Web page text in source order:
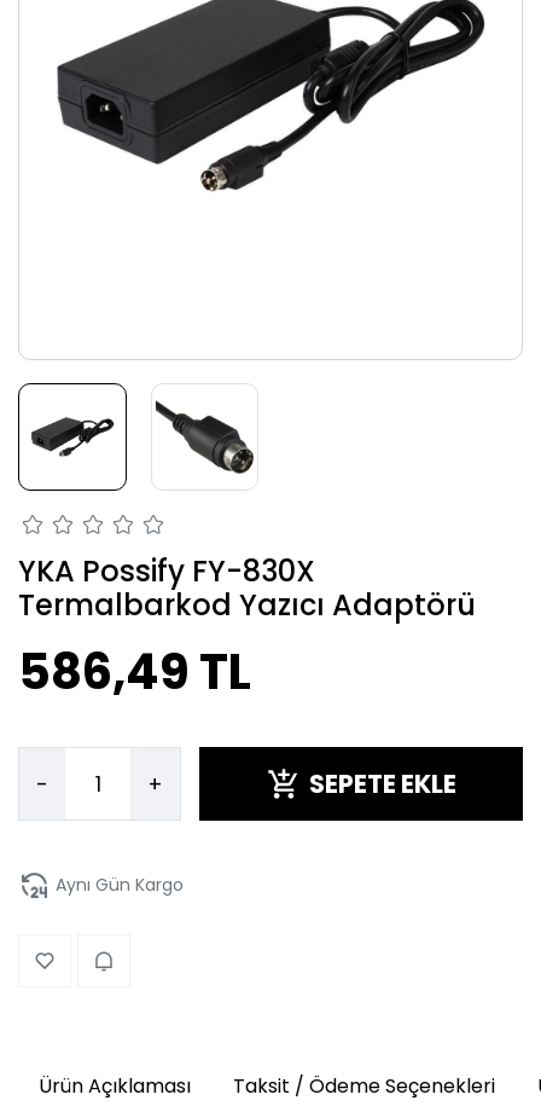
YKA Possify FY-830X
Termalbarkod Yazıcı Adaptörü
586,49 TL
- + SEPETE EKLE
Aynı Gün Kargo
Ürün Açıklaması Taksit / Ödeme Seçenekleri